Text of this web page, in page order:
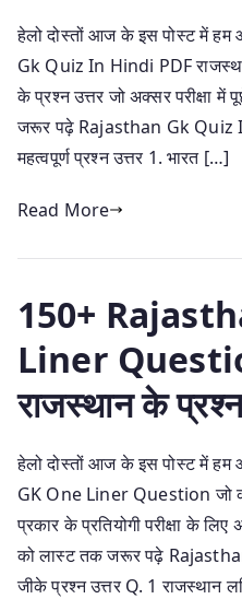
हेलो दोस्तों आज के इस पोस्ट में
Gk Quiz In Hindi PDF
के प्रश्न उत्तर जो अक्सर परीक्षा
जरूर पढ़े Rajasthan Gk Quiz
महत्वपूर्ण प्रश्न उत्तर 1. भारत […]
Read More
150+
Liner
राजस्थान के
हेलो दोस्तों आज के इस पोस्ट में
GK One Liner Question जो
प्रकार के प्रतियोगी परीक्षा के लिए
को लास्ट तक जरूर पढ़े
जीके प्रश्न उत्तर Q. 1 राजस्थान